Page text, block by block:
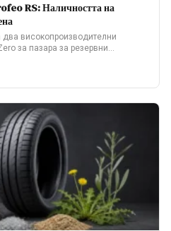
RS: Наличността на
два високопроизводителни
за пазара за резервни…